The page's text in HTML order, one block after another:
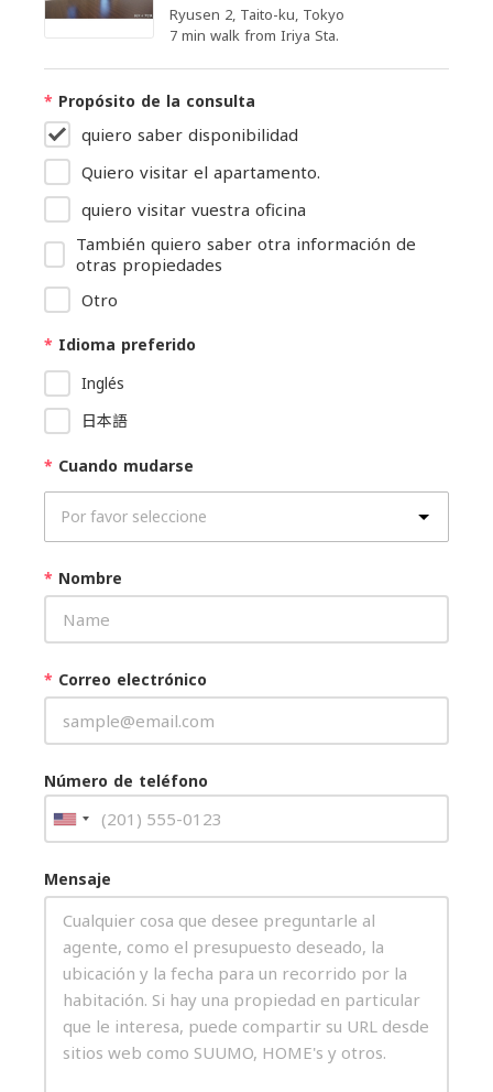
Ryusen 2, Taito-ku, Tokyo
7 min walk from Iriya Sta.
* Propósito de la consulta
quiero saber disponibilidad
Quiero visitar el apartamento.
quiero visitar vuestra oficina
También quiero saber otra información de
otras propiedades
Otro
* Idioma preferido
Inglés
日本語
* Cuando mudarse
* Nombre
* Correo electrónico
Número de teléfono
Mensaje